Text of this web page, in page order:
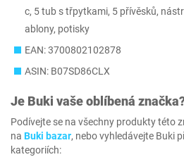
c, 5 tub s třpytkami, 5 přívěsků,
ablony, potisky
EAN: 3700802102878
ASIN: B07SD86CLX
Je Buki vaše oblíbená
Podívejte se na všechny produkty této
na Buki bazar, nebo vyhledávejte Buki
kategoriích: